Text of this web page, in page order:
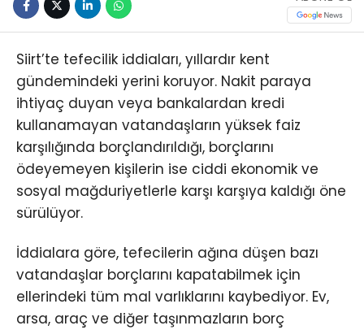
Siirt’te tefecilik iddiaları, yıllardır kent
gündemindeki yerini koruyor. Nakit paraya
ihtiyaç duyan veya bankalardan kredi
kullanamayan vatandaşların yüksek faiz
karşılığında borçlandırıldığı, borçlarını
ödeyemeyen kişilerin ise ciddi ekonomik ve
sosyal mağduriyetlerle karşı karşıya kaldığı öne
sürülüyor.
İddialara göre, tefecilerin ağına düşen bazı
vatandaşlar borçlarını kapatabilmek için
ellerindeki tüm mal varlıklarını kaybediyor. Ev,
arsa, araç ve diğer taşınmazların borç